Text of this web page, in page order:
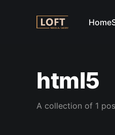
Home
html5
A collection of 1